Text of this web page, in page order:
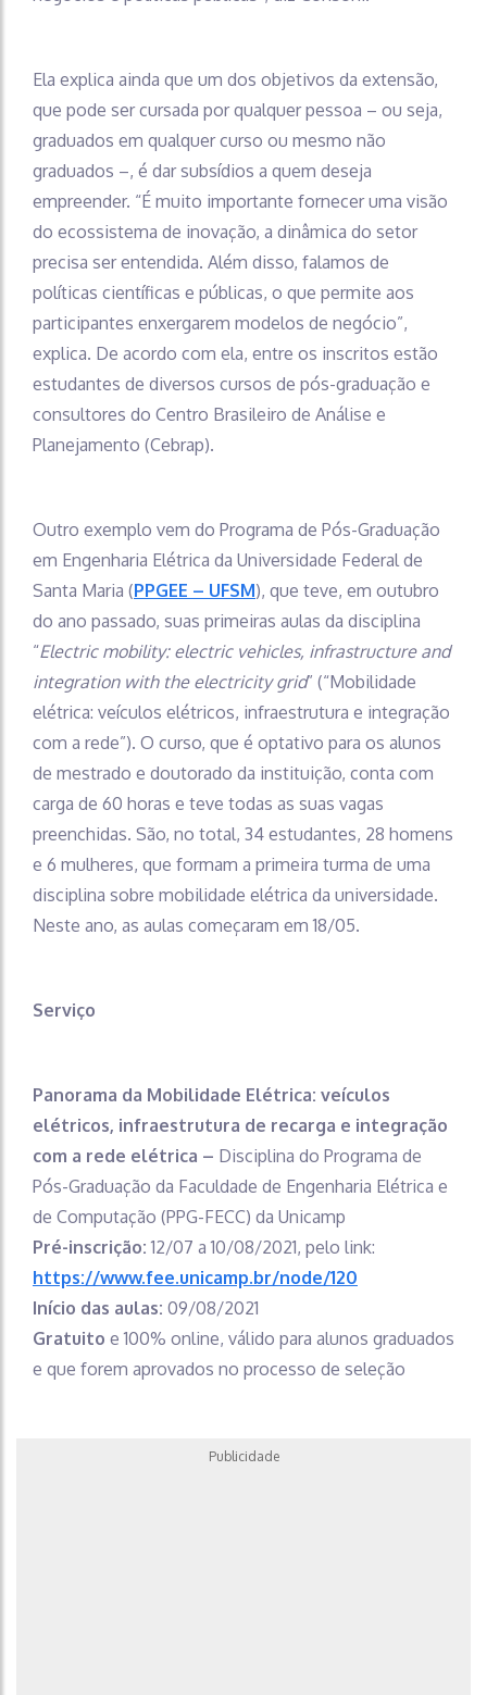
Ela explica ainda que um dos objetivos da extensão,
que pode ser cursada por qualquer pessoa – ou seja,
graduados em qualquer curso ou mesmo não
graduados –, é dar subsídios a quem deseja
empreender. “É muito importante fornecer uma visão
do ecossistema de inovação, a dinâmica do setor
precisa ser entendida. Além disso, falamos de
políticas científicas e públicas, o que permite aos
participantes enxergarem modelos de negócio”,
explica. De acordo com ela, entre os inscritos estão
estudantes de diversos cursos de pós-graduação e
consultores do Centro Brasileiro de Análise e
Planejamento (Cebrap).
Outro exemplo vem do Programa de Pós-Graduação
em Engenharia Elétrica da Universidade Federal de
Santa Maria (PPGEE – UFSM), que teve, em outubro
do ano passado, suas primeiras aulas da disciplina
“Electric mobility: electric vehicles, infrastructure and
integration with the electricity grid” (“Mobilidade
elétrica: veículos elétricos, infraestrutura e integração
com a rede”). O curso, que é optativo para os alunos
de mestrado e doutorado da instituição, conta com
carga de 60 horas e teve todas as suas vagas
preenchidas. São, no total, 34 estudantes, 28 homens
e 6 mulheres, que formam a primeira turma de uma
disciplina sobre mobilidade elétrica da universidade.
Neste ano, as aulas começaram em 18/05.
Serviço
Panorama da Mobilidade Elétrica: veículos
elétricos, infraestrutura de recarga e integração
com a rede elétrica – Disciplina do Programa de
Pós-Graduação da Faculdade de Engenharia Elétrica e
de Computação (PPG-FECC) da Unicamp
Pré-inscrição: 12/07 a 10/08/2021, pelo link:
https://www.fee.unicamp.br/node/120
Início das aulas: 09/08/2021
Gratuito e 100% online, válido para alunos graduados
e que forem aprovados no processo de seleção
Publicidade